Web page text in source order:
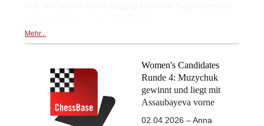
Mehr...
Women's Candidates
Runde 4: Muzychuk
gewinnt und liegt mit
Assaubayeva vorne
02.04.2026 – Anna